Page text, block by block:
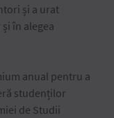
și a urat
în alegea
anual pentru a
studenților
de Studii